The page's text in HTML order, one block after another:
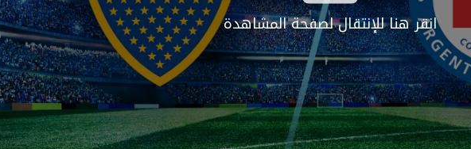
انقر هنا للإنتقال لصفحة المشاهدة